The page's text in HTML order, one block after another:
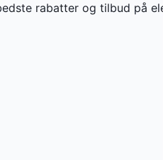
rabatter og tilbud på